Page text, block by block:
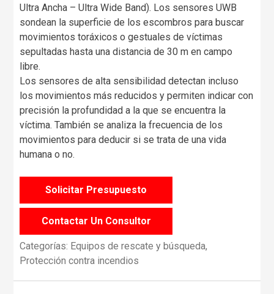
Ultra Ancha – Ultra Wide Band). Los sensores UWB
sondean la superficie de los escombros para buscar
movimientos toráxicos o gestuales de víctimas
sepultadas hasta una distancia de 30 m en campo
libre.
Los sensores de alta sensibilidad detectan incluso
los movimientos más reducidos y permiten indicar con
precisión la profundidad a la que se encuentra la
víctima. También se analiza la frecuencia de los
movimientos para deducir si se trata de una vida
humana o no.
Solicitar Presupuesto
Contactar Un Consultor
Categorías: Equipos de rescate y búsqueda,
Protección contra incendios